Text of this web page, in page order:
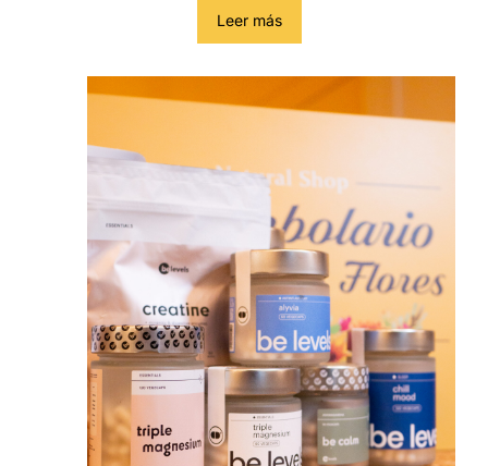
Leer más